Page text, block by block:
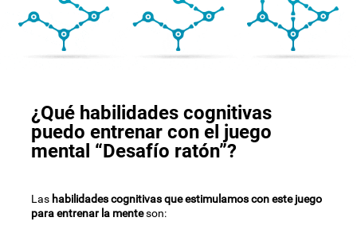
¿Qué habilidades cognitivas
puedo entrenar con el juego
mental “Desafío ratón”?
Las habilidades cognitivas que estimulamos con este juego
para entrenar la menteson: